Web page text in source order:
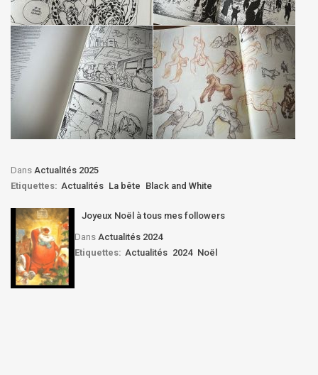
Dans Actualités 2025
Etiquettes: Actualités La bête Black and White
Joyeux Noël à tous mes followers
Dans Actualités 2024
Etiquettes: Actualités 2024 Noël